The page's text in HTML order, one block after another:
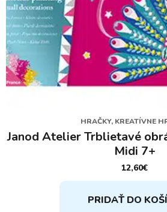
HRAČKY, KREATÍVNE
Janod Atelier Trblietavé
Midi 7+
12,60€
PRIDAŤ DO